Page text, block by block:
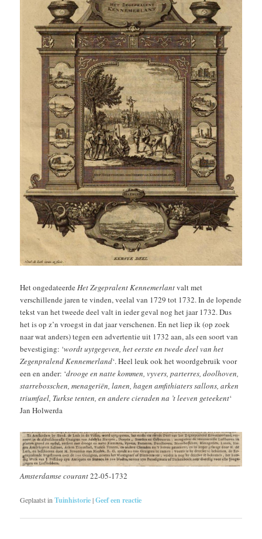
Het ongedateerdeHet Zegepralent Kennemerlantvalt met
verschillende jaren te vinden, veelal van 1729 tot 1732. In de lopende
tekst van het tweede deel valt in ieder geval nog het jaar 1732. Dus
het is op z’n vroegst in dat jaar verschenen. En net liep ik (op zoek
naar wat anders) tegen een advertentie uit 1732 aan, als een soort van
bevestiging: ‘wordt uytgegeven, het eerste en twede deel van het
Zegenpralend Kennemerland‘. Heel leuk ook het woordgebruik voor
een en ander: ‘drooge en natte kommen, vyvers, parterres, doolhoven,
starrebosschen, menageriën, lanen, hagen amfithiaters sallons, arken
triumfael, Turkse tenten, en andere cieraden na ’t leeven geteekent‘
Jan Holwerda
Amsterdamse courant22-05-1732
Geplaatst in Tuinhistorie|Geef een reactie